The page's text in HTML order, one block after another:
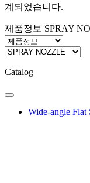
계되었습니다.
제품정보 SPRAY
Catalog
Wide-angle